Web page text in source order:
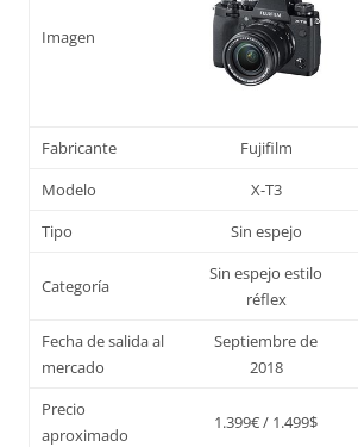
Imagen
Fabricante Fujifilm
Modelo
X-T3
Tipo
Sin espejo
Categoría
Sin espejo estilo
réflex
Fecha de salida al
mercado
Septiembre de
2018
Precio
aproximado
1.399€ / 1.499$